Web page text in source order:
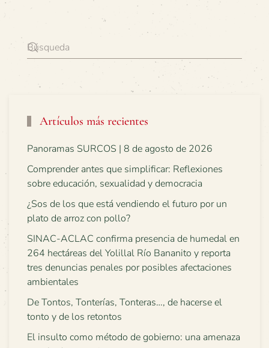
Artículos más recientes
Panoramas SURCOS | 8 de agosto de 2026
Comprender antes que simplificar: Reflexiones
sobre educación, sexualidad y democracia
¿Sos de los que está vendiendo el futuro por un
plato de arroz con pollo?
SINAC-ACLAC confirma presencia de humedal en
264 hectáreas del Yolillal Río Bananito y reporta
tres denuncias penales por posibles afectaciones
ambientales
De Tontos, Tonterías, Tonteras…, de hacerse el
tonto y de los retontos
El insulto como método de gobierno: una amenaza